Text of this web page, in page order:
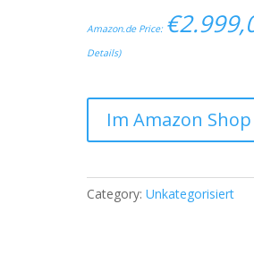
Amazon.de Price: €
Details)
Im Amazon
Category:Unkategorisiert